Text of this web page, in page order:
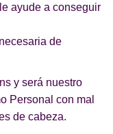
ayude a conseguir
de
y será nuestro
Personal con mal
de cabeza.